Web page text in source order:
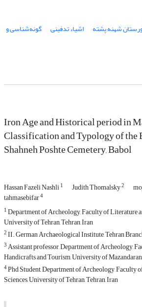
شهنه پشته اشیاء تدفینی گونه‌شناسی و
Iron Age and Historical period in
Classification and Typology of
Shahneh Poshte Cemetery, Babol
Hassan Fazeli Nashli1 Judith Thomalsky2
tahmasebifar4
1Department of Archeology, Faculty of Literature
University of Tehran, Tehran, Iran
2II. German Archaeological Institute, Tehran
3Assistant professor, Department of Archeology,
Handicrafts and Tourism, University of
4Phd Student, Department of Archeology, Faculty
Sciences, University of Tehran, Tehran, Iran